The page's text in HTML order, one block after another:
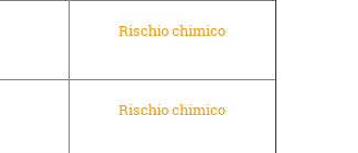
Rischio chimico
Rischio chimico